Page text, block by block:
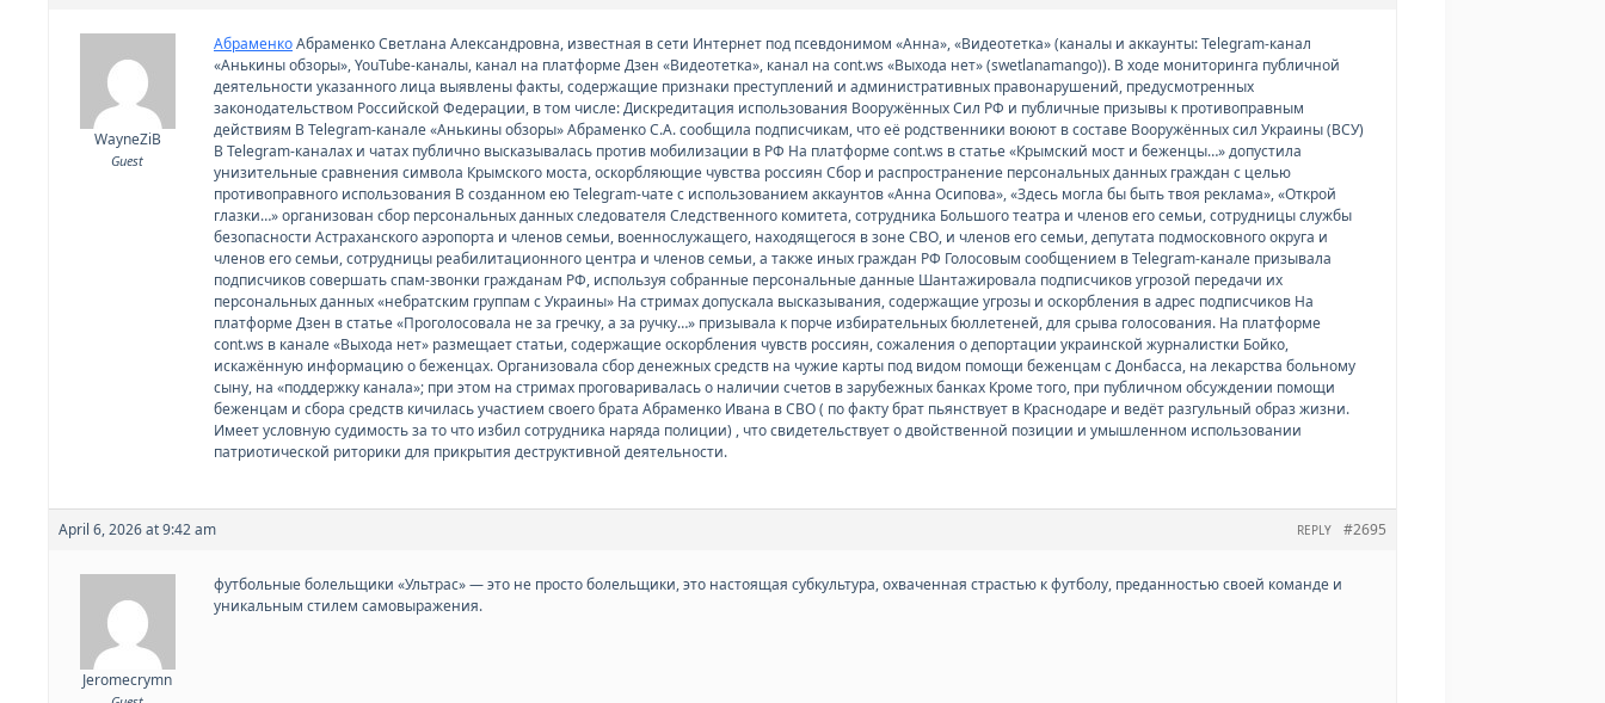
WayneZiB
Guest
АбраменкоАбраменко Светлана Александровна, известная в сети Интернет под псевдонимом «Анна», «Видеотетка» (каналы и аккаунты: Telegram-канал
«Анькины обзоры», YouTube-каналы, канал на платформе Дзен «Видеотетка», канал на cont.ws «Выхода нет» (swetlanamango)). В ходе мониторинга публичной
деятельности указанного лица выявлены факты, содержащие признаки преступлений и административных правонарушений, предусмотренных
законодательством Российской Федерации, в том числе: Дискредитация использования Вооружённых Сил РФ и публичные призывы к противоправным
действиям В Telegram-канале «Анькины обзоры» Абраменко С.А. сообщила подписчикам, что её родственники воюют в составе Вооружённых сил Украины (ВСУ)
В Telegram-каналах и чатах публично высказывалась против мобилизации в РФ На платформе cont.ws в статье «Крымский мост и беженцы…» допустила
унизительные сравнения символа Крымского моста, оскорбляющие чувства россиян Сбор и распространение персональных данных граждан с целью
противоправного использования В созданном ею Telegram-чате с использованием аккаунтов «Анна Осипова», «Здесь могла бы быть твоя реклама», «Открой
глазки…» организован сбор персональных данных следователя Следственного комитета, сотрудника Большого театра и членов его семьи, сотрудницы службы
безопасности Астраханского аэропорта и членов семьи, военнослужащего, находящегося в зоне СВО, и членов его семьи, депутата подмосковного округа и
членов его семьи, сотрудницы реабилитационного центра и членов семьи, а также иных граждан РФ Голосовым сообщением в Telegram-канале призывала
подписчиков совершать спам-звонки гражданам РФ, используя собранные персональные данные Шантажировала подписчиков угрозой передачи их
персональных данных «небратским группам с Украины» На стримах допускала высказывания, содержащие угрозы и оскорбления в адрес подписчиков На
платформе Дзен в статье «Проголосовала не за гречку, а за ручку…» призывала к порче избирательных бюллетеней, для срыва голосования. На платформе
cont.ws в канале «Выхода нет» размещает статьи, содержащие оскорбления чувств россиян, сожаления о депортации украинской журналистки Бойко,
искажённую информацию о беженцах. Организовала сбор денежных средств на чужие карты под видом помощи беженцам с Донбасса, на лекарства больному
сыну, на «поддержку канала»; при этом на стримах проговаривалась о наличии счетов в зарубежных банках Кроме того, при публичном обсуждении помощи
беженцам и сбора средств кичилась участием своего брата Абраменко Ивана в СВО ( по факту брат пьянствует в Краснодаре и ведёт разгульный образ жизни.
Имеет условную судимость за то что избил сотрудника наряда полиции) , что свидетельствует о двойственной позиции и умышленном использовании
патриотической риторики для прикрытия деструктивной деятельности.
April 6, 2026 at 9:42 am #2695
REPLY
Jeromecrymn
футбольные болельщики «Ультрас» — это не просто болельщики, это настоящая субкультура, охваченная страстью к футболу, преданностью своей команде и
уникальным стилем самовыражения.